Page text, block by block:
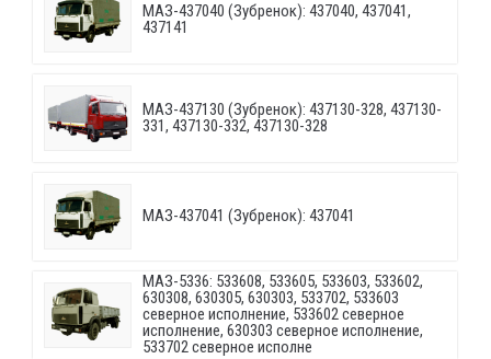
МАЗ-437040 (Зубренок): 437040, 437041,
437141
МАЗ-437130 (Зубренок): 437130-328, 437130-
331, 437130-332, 437130-328
МАЗ-437041 (Зубренок): 437041
МАЗ-5336: 533608, 533605, 533603, 533602,
630308, 630305, 630303, 533702, 533603
северное исполнение, 533602 северное
исполнение, 630303 северное исполнение,
533702 северное исполне